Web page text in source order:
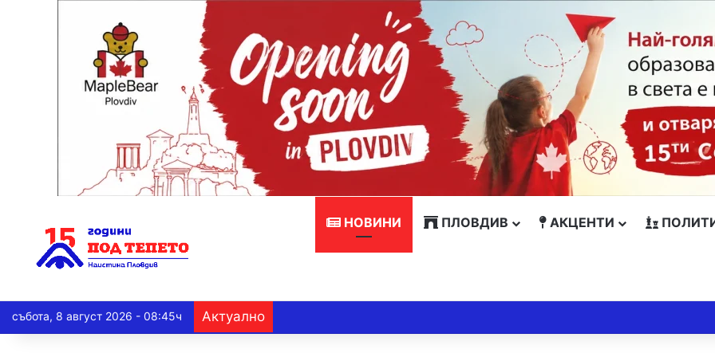
НОВИНИ ПЛОВДИВ АКЦЕНТИ
събота, 8 август 2026 - 08:45ч Актуално